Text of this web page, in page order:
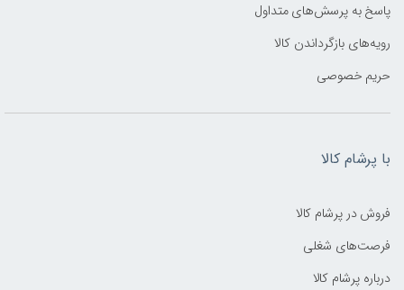
پاسخ به پرسش‌های متداول
رویه‌های بازگرداندن کالا
حریم خصوصی
با پرشام کالا
فروش در پرشام کالا
فرصت‌های شغلی
درباره پرشام کالا